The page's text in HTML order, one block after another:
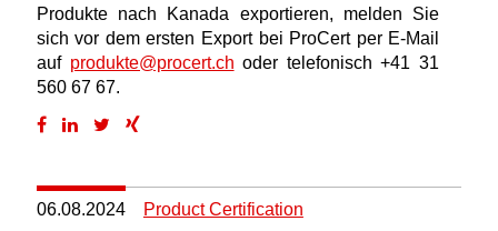
Produkte nach Kanada exportieren, melden Sie
sich vor dem ersten Export bei ProCert per E-Mail
auf produkte@procert.ch oder telefonisch +41 31
560 67 67.
06.08.2024 Product Certification